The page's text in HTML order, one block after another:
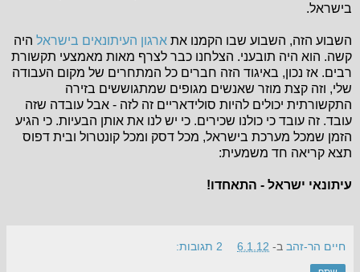
בישראל.
השבוע הזה, השבוע שבו הקמנו את ארגון העיתונאים בישראל היה
קשה. הוא היה תובעני. הצלחנו כבר לצרף מאות מאמצעי תקשורת
רבים. אז נכון, באיגוד הזה חברים כל המתחרים של מקום העבודה
שלי, וזה קצת מוזר שאנשים מגופים שמתגוששים בזירה
התקשורתית יכולים להיות סולידאריים זה לזה - אבל עובדה שזה
עובד. זה עובד כי כולנו שכירים. כי יש לנו את אותן הבעיות. כי הגיע
הזמן שמכל מערכת בישראל, מכל דסק ומכל קונטרול ובית דפוס
תצא קריאה חד משמעית:
עיתונאי ישראל - התאחדו!
חיים הר-זהב ב- 6.1.12 2 תגובות: